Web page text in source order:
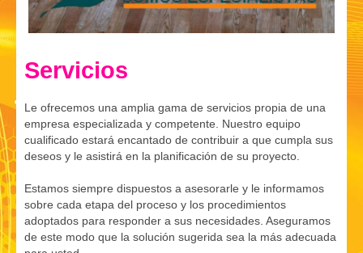
Servicios
Le ofrecemos una amplia gama de servicios propia de una
empresa especializada y competente. Nuestro equipo
cualificado estará encantado de contribuir a que cumpla sus
deseos y le asistirá en la planificación de su proyecto.
Estamos siempre dispuestos a asesorarle y le informamos
sobre cada etapa del proceso y los procedimientos
adoptados para responder a sus necesidades. Aseguramos
de este modo que la solución sugerida sea la más adecuada